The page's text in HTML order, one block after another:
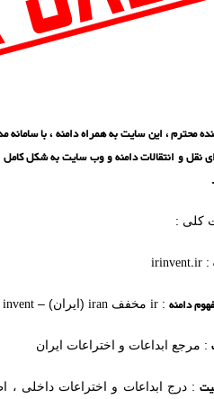
کلی :
:
irinvent.ir
دامنه:
irمخفف iran(ایران) – invent
: مرجع ابداعات و اختراعات ایران
: درج ابداعات و اختراعات داخلی ،